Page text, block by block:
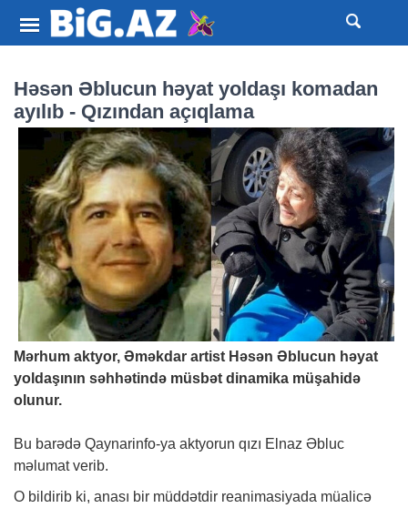
Həsən Əblucun həyat yoldaşı komadan
ayılıb - Qızından açıqlama
Mərhum aktyor, Əməkdar artist Həsən Əblucun həyat
yoldaşının səhhətində müsbət dinamika müşahidə
olunur.
Bu barədə Qaynarinfo-ya aktyorun qızı Elnaz Əbluc
məlumat verib.
O bildirib ki, anası bir müddətdir reanimasiyada müalicə